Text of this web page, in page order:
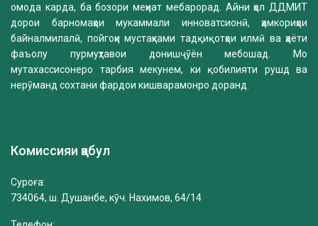
омода карда, ба бозори меҳнат мебарорад. Айни ҳол ДДМИТ
дорои барномаҳои мукаммали инноватсионӣ, ҳамкориҳои
байналмилалӣ, пойгоҳи мустаҳками тадқиқотҳои илмӣ ва ҳаёти
фаъолу пурмуҳтавои донишҷӯён мебошад. Мо
мутахассисонеро тарбия мекунем, ки қобилияти рушд ва
нерӯманд сохтани фардои кишварамонро доранд.
Комиссияи қабул
Суроға:
734064, ш. Душанбе, кӯч. Нахимов, 64/14